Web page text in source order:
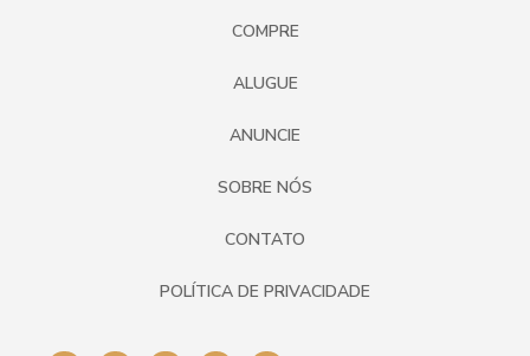
COMPRE
ALUGUE
ANUNCIE
SOBRE NÓS
CONTATO
POLÍTICA DE PRIVACIDADE